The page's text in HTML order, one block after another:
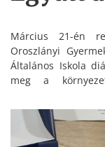
Március 21-én
Oroszlányi
Általános Iskola
meg a
a Földért! A nap
élményszerű
fontosságával.